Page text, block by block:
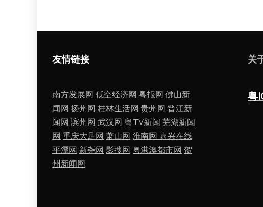
航
友情链接
南方发展网 低空经济网 粤报网 佛山新
闻网 扬州网 桂林生活网 贵州网 晋江新
闻网 滨州网 武汉网 粤TV新闻 芜湖新闻
网 重庆大足网 萧山网 淮南网 嘉兴在线
平潭网 新尧网 影搜网 粤港澳都市网 贺
州新闻网
关
粤